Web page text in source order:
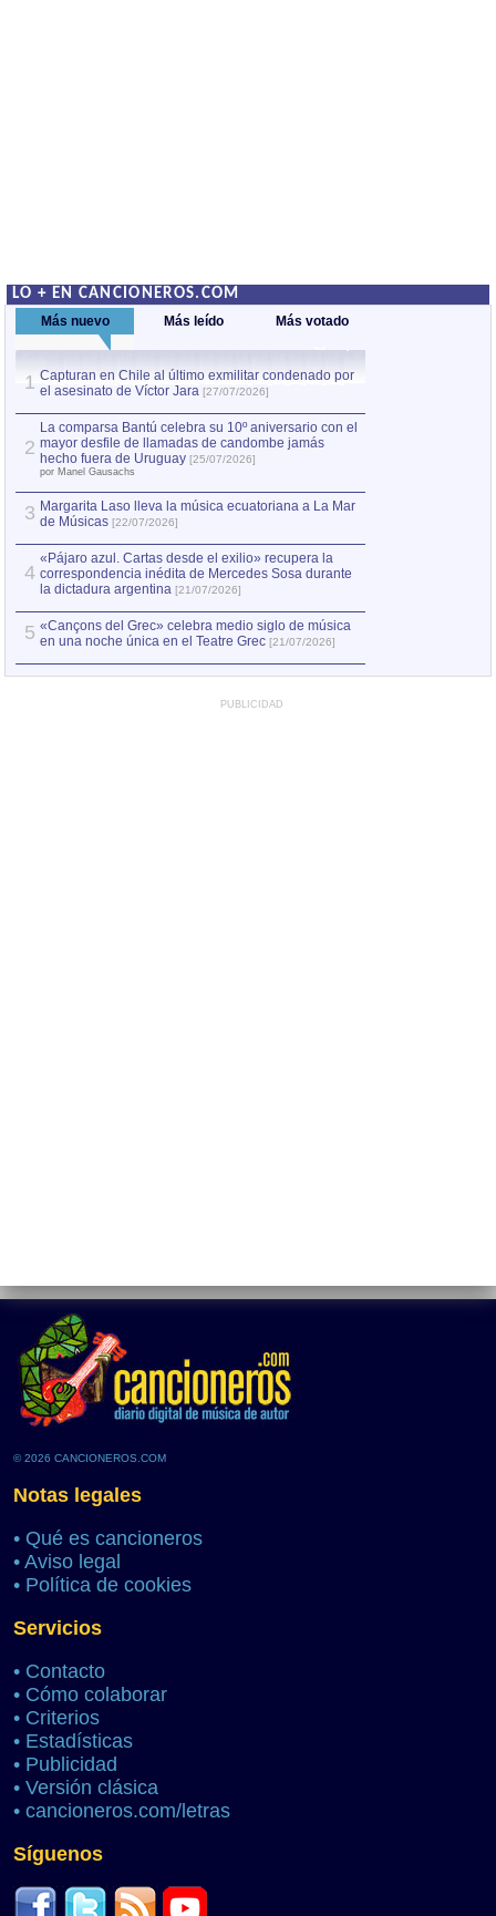
LO + EN CANCIONEROS.COM
Más nuevo Más leído Más votado
1 Capturan en Chile al último exmilitar condenado por
el asesinato de Víctor Jara [27/07/2026]
2
La comparsa Bantú celebra su 10º aniversario con el
mayor desfile de llamadas de candombe jamás
hecho fuera de Uruguay [25/07/2026]
por Manel Gausachs
3 Margarita Laso lleva la música ecuatoriana a La Mar
de Músicas [22/07/2026]
4
«Pájaro azul. Cartas desde el exilio» recupera la
correspondencia inédita de Mercedes Sosa durante
la dictadura argentina [21/07/2026]
5 «Cançons del Grec» celebra medio siglo de música
en una noche única en el Teatre Grec [21/07/2026]
PUBLICIDAD
© 2026 CANCIONEROS.COM
Notas legales
• Qué es cancioneros
• Aviso legal
• Política de cookies
Servicios
• Contacto
• Cómo colaborar
• Criterios
• Estadísticas
• Publicidad
• Versión clásica
• cancioneros.com/letras
Síguenos